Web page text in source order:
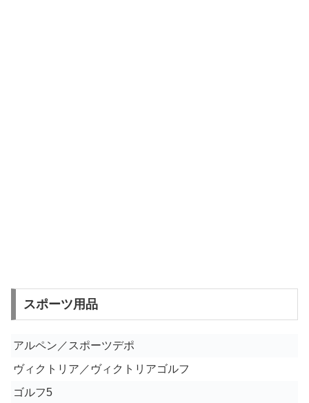
スポーツ用品
アルペン／スポーツデポ
ヴィクトリア／ヴィクトリアゴルフ
ゴルフ5